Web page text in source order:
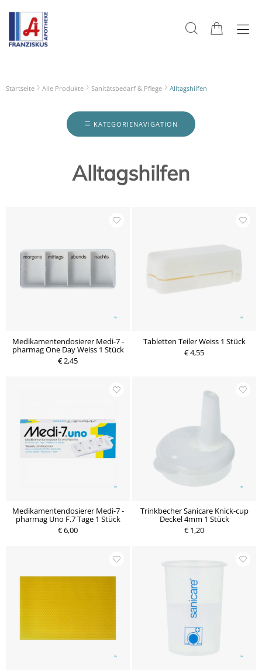
Startseite Alle Produkte Sanitätsbedarf & Pflege Alltagshilfen
KATEGORIENAVIGATION
Alltagshilfen
Medikamentendosierer Medi-7 -
pharmag One Day Weiss 1 Stück
€ 2,45
Tabletten Teiler Weiss 1 Stück
€ 4,55
Medikamentendosierer Medi-7 -
pharmag Uno F.7 Tage 1 Stück
€ 6,00
Trinkbecher Sanicare Knick-cup
Deckel 4mm 1 Stück
€ 1,20